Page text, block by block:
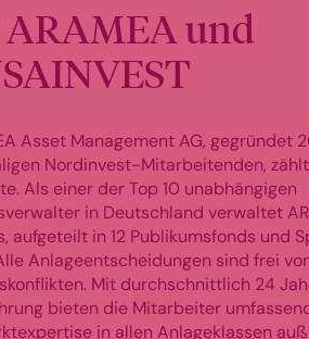
ARAMEA und
Asset Management AG, gegründet
Nordinvest-Mitarbeitenden,
Als einer der Top 10 unabhängigen
in Deutschland verwaltet
aufgeteilt in 12 Publikumsfonds und
Anlageentscheidungen sind frei
Mit durchschnittlich 24
bieten die Mitarbeiter
in allen Anlageklassen